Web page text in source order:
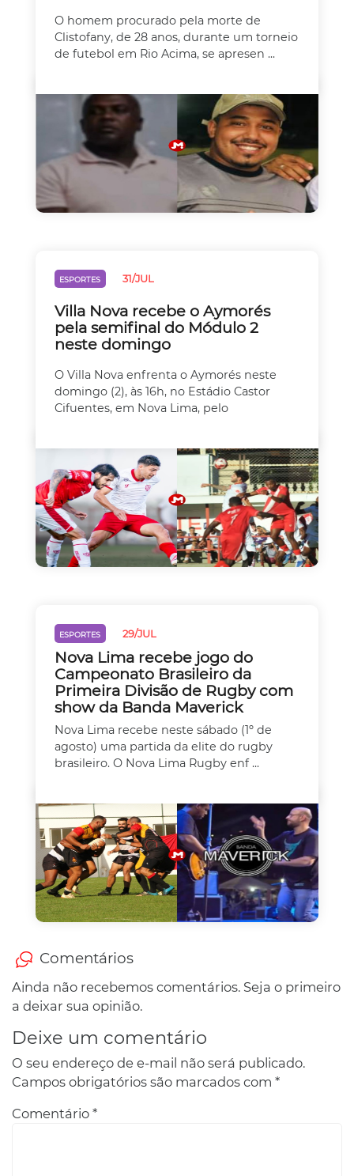
O homem procurado pela morte de
Clistofany, de 28 anos, durante um torneio
de futebol em Rio Acima, se apresen ...
ESPORTES 31/JUL
Villa Nova recebe o Aymorés
pela semifinal do Módulo 2
neste domingo
O Villa Nova enfrenta o Aymorés neste
domingo (2), às 16h, no Estádio Castor
Cifuentes, em Nova Lima, pelo
ESPORTES 29/JUL
Nova Lima recebe jogo do
Campeonato Brasileiro da
Primeira Divisão de Rugby com
show da Banda Maverick
Nova Lima recebe neste sábado (1º de
agosto) uma partida da elite do rugby
brasileiro. O Nova Lima Rugby enf ...
Comentários
Ainda não recebemos comentários. Seja o primeiro
a deixar sua opinião.
Deixe um comentário
O seu endereço de e-mail não será publicado.
Campos obrigatórios são marcados com *
Comentário *